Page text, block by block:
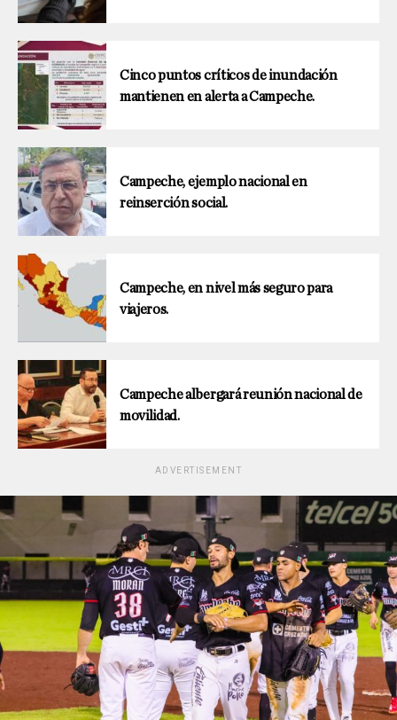
Cinco puntos críticos de inundación
mantienen en alerta a Campeche.
Campeche, ejemplo nacional en
reinserción social.
Campeche, en nivel más seguro para
viajeros.
Campeche albergará reunión nacional de
movilidad.
ADVERTISEMENT